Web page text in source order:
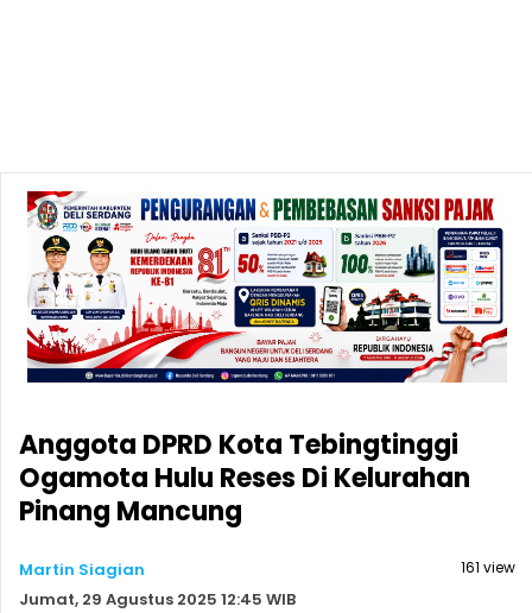
Anggota DPRD Kota Tebingtinggi
Ogamota Hulu Reses Di Kelurahan
Pinang Mancung
Martin Siagian
Jumat, 29 Agustus 2025 12:45 WIB
161 view